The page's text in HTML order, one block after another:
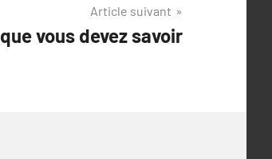
Article suivant
vous devez savoir